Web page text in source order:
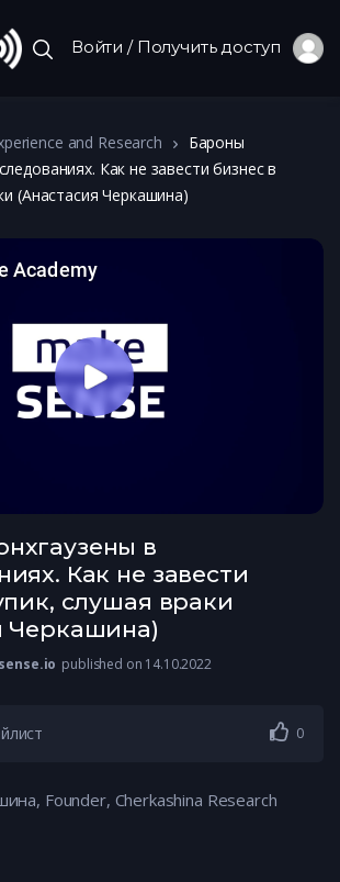
Войти / Получить доступ
and Research
Бароны
Как не завести бизнес в
(Анастасия Черкашина)
в
Как не завести
слушая враки
Черкашина)
published on 14.10.2022
0
Founder, Cherkashina Research